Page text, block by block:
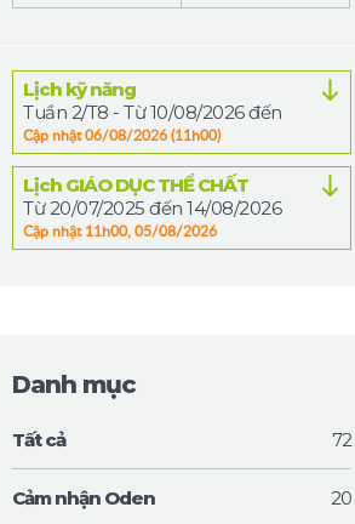
Lịch kỹ năng
Tuần 2/T8 - Từ 10/08/2026 đến 14/08/
Cập nhật 06/08/2026 (11h00)
Lịch GIÁO DỤC THỂ CHẤT
Từ 20/07/2025 đến 14/08/2026
Cập nhật 11h00, 05/08/2026
Danh mục
Tất cả 72
Cảm nhận Oden 20